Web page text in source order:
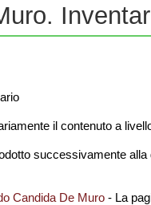
il contenuto a
successivamente
Candida De Muro - La